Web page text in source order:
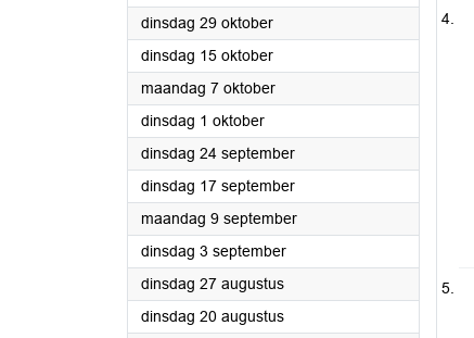
dinsdag 29 oktober2024
dinsdag 15 oktober2024
maandag 7 oktober2024
dinsdag 1 oktober2024
dinsdag 24 september2024
dinsdag 17 september2024
maandag 9 september2024
dinsdag 3 september2024
dinsdag 27 augustus2024
dinsdag 20 augustus2024